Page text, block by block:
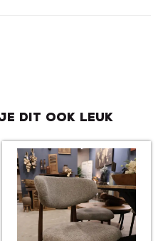
je dit ook leuk